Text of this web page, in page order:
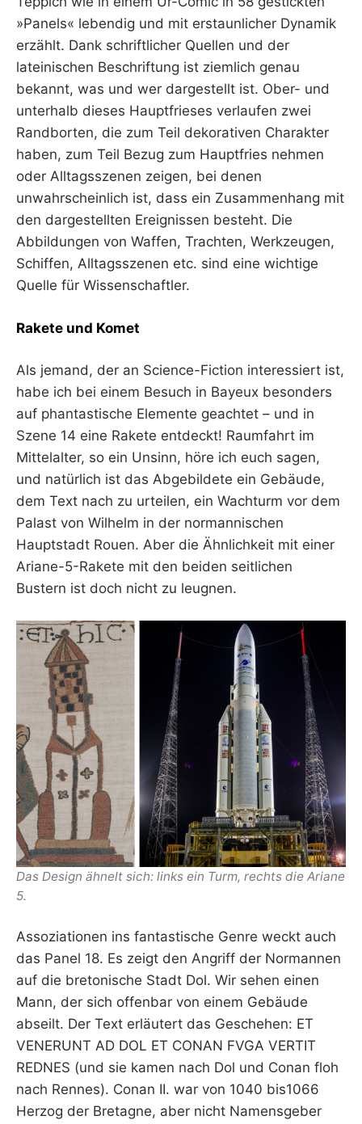
»Panels« lebendig und mit erstaunlicher Dynamik
erzählt. Dank schriftlicher Quellen und der
lateinischen Beschriftung ist ziemlich genau
bekannt, was und wer dargestellt ist. Ober- und
unterhalb dieses Hauptfrieses verlaufen zwei
Randborten, die zum Teil dekorativen Charakter
haben, zum Teil Bezug zum Hauptfries nehmen
oder Alltagsszenen zeigen, bei denen
unwahrscheinlich ist, dass ein Zusammenhang mit
den dargestellten Ereignissen besteht. Die
Abbildungen von Waffen, Trachten, Werkzeugen,
Schiffen, Alltagsszenen etc. sind eine wichtige
Quelle für Wissenschaftler.
Rakete und Komet
Als jemand, der an Science-Fiction interessiert ist,
habe ich bei einem Besuch in Bayeux besonders
auf phantastische Elemente geachtet – und in
Szene 14 eine Rakete entdeckt! Raumfahrt im
Mittelalter, so ein Unsinn, höre ich euch sagen,
und natürlich ist das Abgebildete ein Gebäude,
dem Text nach zu urteilen, ein Wachturm vor dem
Palast von Wilhelm in der normannischen
Hauptstadt Rouen. Aber die Ähnlichkeit mit einer
Ariane-5-Rakete mit den beiden seitlichen
Bustern ist doch nicht zu leugnen.
Das Design ähnelt sich: links ein Turm, rechts die Ariane
5.
Assoziationen ins fantastische Genre weckt auch
das Panel 18. Es zeigt den Angriff der Normannen
auf die bretonische Stadt Dol. Wir sehen einen
Mann, der sich offenbar von einem Gebäude
abseilt. Der Text erläutert das Geschehen: ET
VENERUNT AD DOL ET CONAN FVGA VERTIT
REDNES (und sie kamen nach Dol und Conan floh
nach Rennes). Conan II. war von 1040 bis1066
Herzog der Bretagne, aber nicht Namensgeber